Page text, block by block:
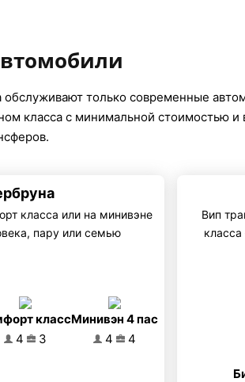
обслуживают только современные
класса с минимальной стоимостью
класса или на минивэне
пару или семью
класс
4
3
Минивэн 4 пас
4
4
Вип